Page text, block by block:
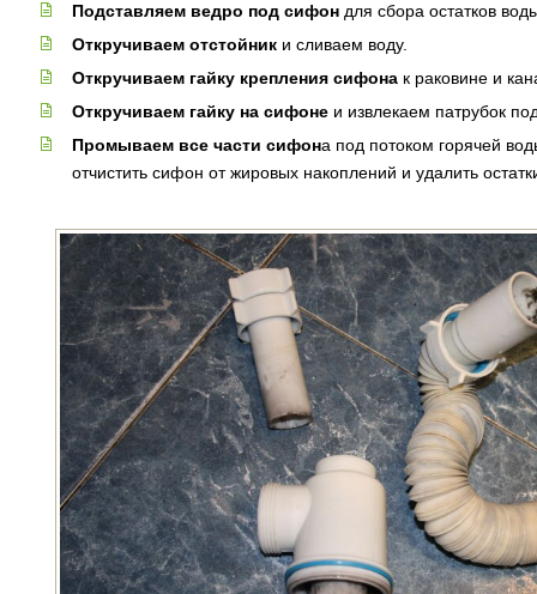
Подставляем ведро под сифон для сбора остатков
Откручиваем отстойник и сливаем воду.
Откручиваем гайку крепления сифона к раковине и
Откручиваем гайку на сифоне и извлекаем патрубок
Промываем все части сифона под потоком горячей
отчистить сифон от жировых накоплений и удалить